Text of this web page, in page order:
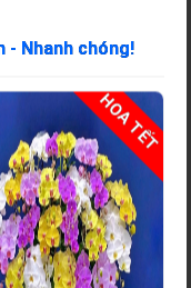
- Nhanh chóng!
HOA TẾT